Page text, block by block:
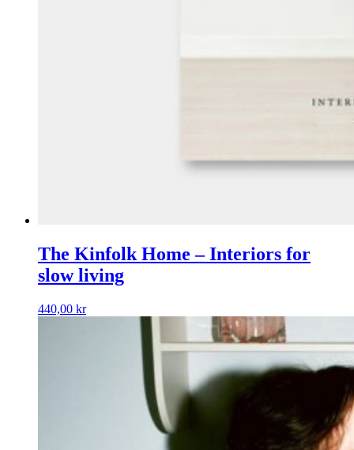
The Kinfolk Home – Interiors for
slow living
440,00 kr